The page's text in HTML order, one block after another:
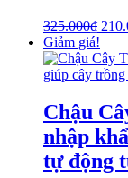
325.000₫
Giảm giá!
Chậu
nhập
tự động